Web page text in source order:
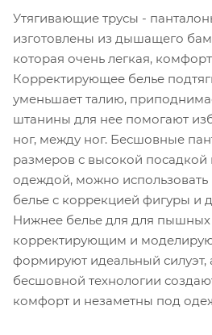
Утягивающие трусы -
изготовлены из дышащего
которая очень легкая,
Корректирующее белье
уменьшает талию,
штанины для нее помогают
ног, между ног. Бесшовные
размеров с высокой
одеждой, можно использовать
белье с коррекцией фигуры и
Нижнее белье для для
корректирующим и
формируют идеальный силуэт,
бесшовной технологии
комфорт и незаметны под